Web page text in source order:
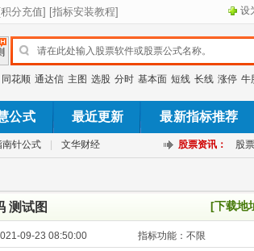
设
同花顺 通达信 主图 选股 分时 基本面 短线 长线 涨停 牛
公式 最近更新 最新指标推荐
南针公式 文华财经 股票资讯： 股
测试图 [下载地
09-23 08:50:00 指标功能： 不限